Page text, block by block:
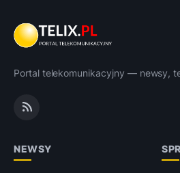
Portal telekomunikacyjny — newsy,
NEWSY